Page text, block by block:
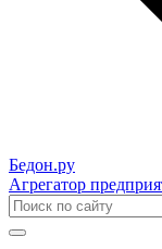
Бедон.ру
Агрегатор